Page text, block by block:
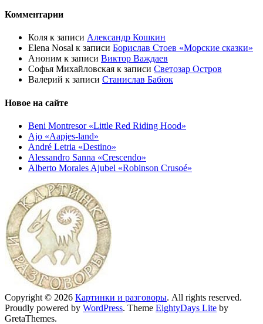
Комментарии
Коля к записи Александр Кошкин
Elena Nosal к записи Борислав Стоев «Морские сказки»
Аноним к записи Виктор Важдаев
Софья Михайловская к записи Светозар Остров
Валерий к записи Станислав Бабюк
Новое на сайте
Beni Montresor «Little Red Riding Hood»
Ajo «Aapjes-land»
André Letria «Destino»
Alessandro Sanna «Crescendo»
Alberto Morales Ajubel «Robinson Crusoé»
Copyright © 2026 Картинки и разговоры. All rights reserved.
Proudly powered by WordPress. Theme EightyDays Lite by
GretaThemes.